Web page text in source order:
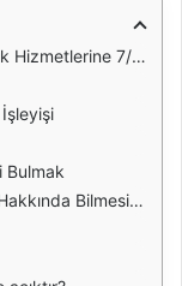
7/24 Erişim
Bulmak
Bilmesi Gerekenler